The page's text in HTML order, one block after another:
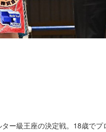
ー級王座の決定戦。18歳で